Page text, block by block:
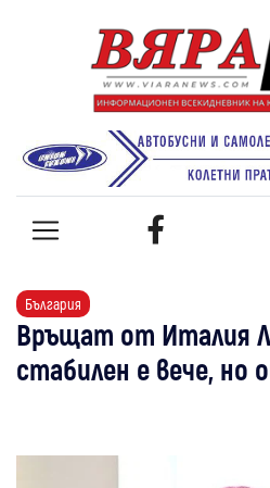
България
Връщат от Италия
стабилен е вече, но